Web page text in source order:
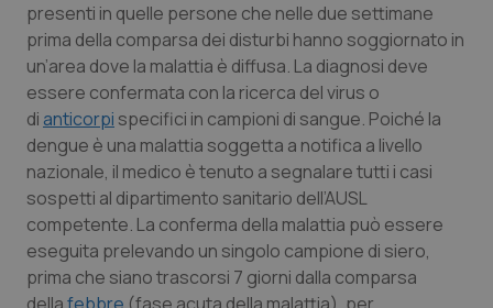
presenti in quelle persone che nelle due settimane
prima della comparsa dei disturbi hanno soggiornato in
un’area dove la malattia è diffusa. La diagnosi deve
essere confermata con la ricerca del virus o
di anticorpi specifici in campioni di sangue. Poiché la
dengue è una malattia soggetta a notifica a livello
nazionale, il medico è tenuto a segnalare tutti i casi
sospetti al dipartimento sanitario dell’AUSL
competente. La conferma della malattia può essere
eseguita prelevando un singolo campione di siero,
prima che siano trascorsi 7 giorni dalla comparsa